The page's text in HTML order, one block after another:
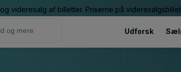
videresalg af billetter. Priserne på
Udforsk